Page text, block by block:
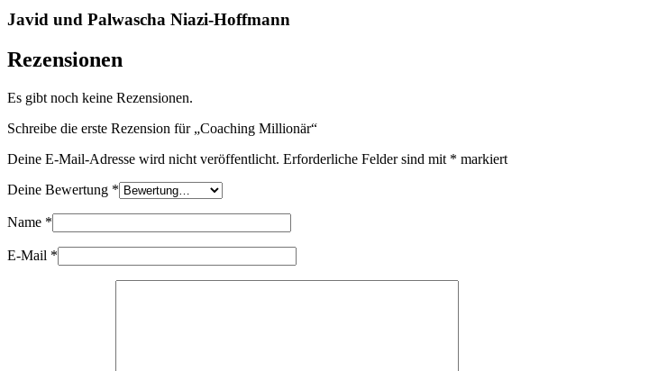
Javid und Palwascha Niazi-Hoffmann
Rezensionen
Es gibt noch keine Rezensionen.
Schreibe die erste Rezension für „Coaching Millionär“
Deine E-Mail-Adresse wird nicht veröffentlicht. Erforderliche Felder sind mit * markiert
Deine Bewertung *
Name *
E-Mail *